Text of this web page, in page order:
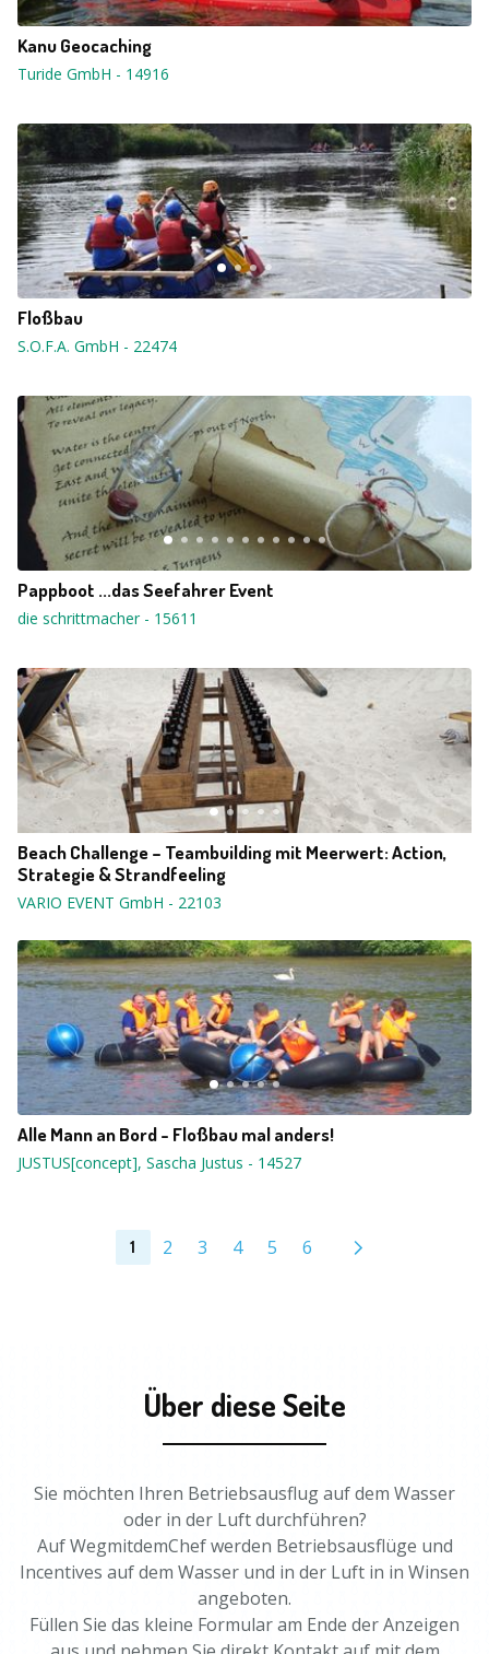
Kanu Geocaching
Turide GmbH - 14916
Floßbau
S.O.F.A. GmbH - 22474
Pappboot ...das Seefahrer Event
die schrittmacher- 15611
Beach Challenge – Teambuilding mit Meerwert: Action,
Strategie & Strandfeeling
VARIO EVENT GmbH - 22103
Alle Mann an Bord - Floßbau mal anders!
JUSTUS[concept], Sascha Justus - 14527
1 2 3 4 5 6
Über diese Seite
Sie möchten Ihren Betriebsausflug auf dem Wasser
oder in der Luft durchführen?
Auf WegmitdemChef werden Betriebsausflüge und
Incentives auf dem Wasser und in der Luft in in Winsen
angeboten.
Füllen Sie das kleine Formular am Ende der Anzeigen